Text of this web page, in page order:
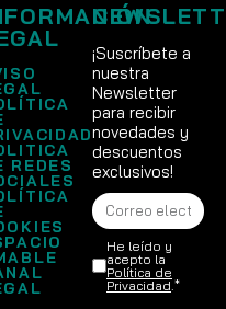
REDES
¡Suscríbete a
nuestra
Newsletter
para recibir
novedades y
descuentos
exclusivos!
He leído y
acepto la
Política de
Privacidad .*